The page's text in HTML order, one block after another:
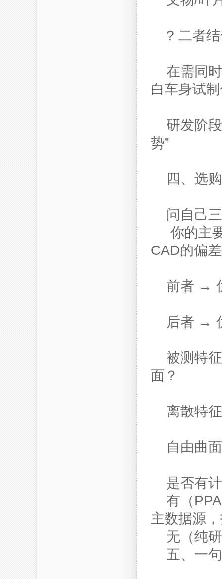
? 二者
在需同
白车身试
研发阶
势”
四、选
问自己
你的主
CAD的偏
前者 →
后者 →
被测特
面？
离散特
自由曲
是否有
有（
主数据源
无（纯
五、一